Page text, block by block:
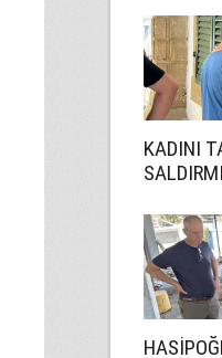
KADINI